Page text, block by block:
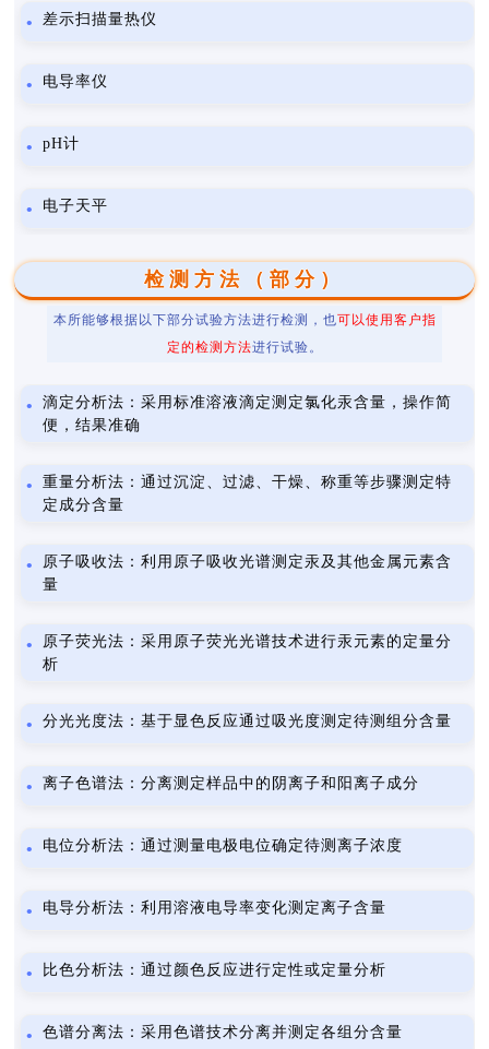
差示扫描量热仪
电导率仪
pH计
电子天平
检测方法（部分）
本所能够根据以下部分试验方法进行检测，也可以使用客户指
定的检测方法进行试验。
滴定分析法：采用标准溶液滴定测定氯化汞含量，操作简
便，结果准确
重量分析法：通过沉淀、过滤、干燥、称重等步骤测定特
定成分含量
原子吸收法：利用原子吸收光谱测定汞及其他金属元素含
量
原子荧光法：采用原子荧光光谱技术进行汞元素的定量分
析
分光光度法：基于显色反应通过吸光度测定待测组分含量
离子色谱法：分离测定样品中的阴离子和阳离子成分
电位分析法：通过测量电极电位确定待测离子浓度
电导分析法：利用溶液电导率变化测定离子含量
比色分析法：通过颜色反应进行定性或定量分析
色谱分离法：采用色谱技术分离并测定各组分含量